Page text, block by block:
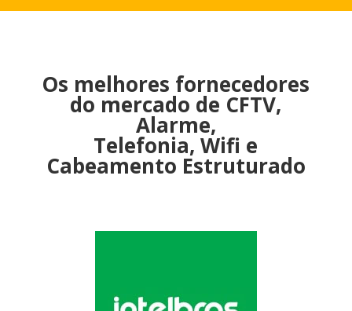
Os melhores fornecedores
do mercado de CFTV,
Alarme,
Telefonia, Wifi e
Cabeamento Estruturado